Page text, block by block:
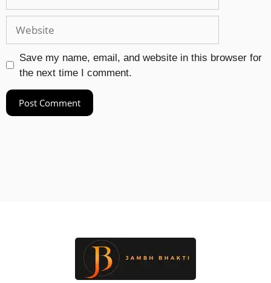
Save my name, email, and website in this browser for
the next time I comment.